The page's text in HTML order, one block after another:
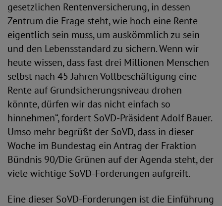
gesetzlichen Rentenversicherung, in dessen
Zentrum die Frage steht, wie hoch eine Rente
eigentlich sein muss, um auskömmlich zu sein
und den Lebensstandard zu sichern. Wenn wir
heute wissen, dass fast drei Millionen Menschen
selbst nach 45 Jahren Vollbeschäftigung eine
Rente auf Grundsicherungsniveau drohen
könnte, dürfen wir das nicht einfach so
hinnehmen“, fordert SoVD-Präsident Adolf Bauer.
Umso mehr begrüßt der SoVD, dass in dieser
Woche im Bundestag ein Antrag der Fraktion
Bündnis 90/Die Grünen auf der Agenda steht, der
viele wichtige SoVD-Forderungen aufgreift.
Eine dieser SoVD-Forderungen ist die Einführung